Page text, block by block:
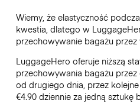
Wiemy, że elastyczność
kwestia, dlatego w
przechowywanie bagażu przez
LuggageHero oferuje niższą
przechowywania bagażu przez
od drugiego dnia, przez
€4.90 dziennie za jedną sztukę